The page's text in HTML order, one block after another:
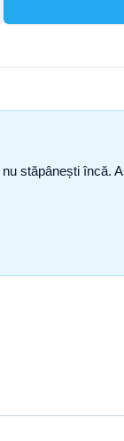
stăpânești încă.